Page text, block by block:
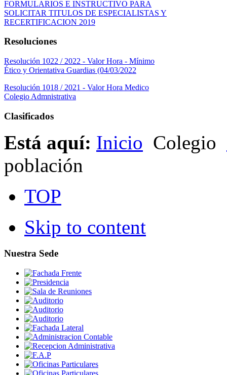
FORMULARIOS E INSTRUCTIVO PARA
SOLICITAR TITULOS DE ESPECIALISTAS Y
RECERTIFICACION 2019
Resoluciones
Resolución 1022 / 2022 - Valor Hora - Mínimo
Ético y Orientativa Guardias (04/03/2022
Resolución 1018 / 2021 - Valor Hora Medico
Colegio Admnistrativa
Clasificados
Está aquí: Inicio Colegio
población
TOP
Skip to content
Nuestra Sede